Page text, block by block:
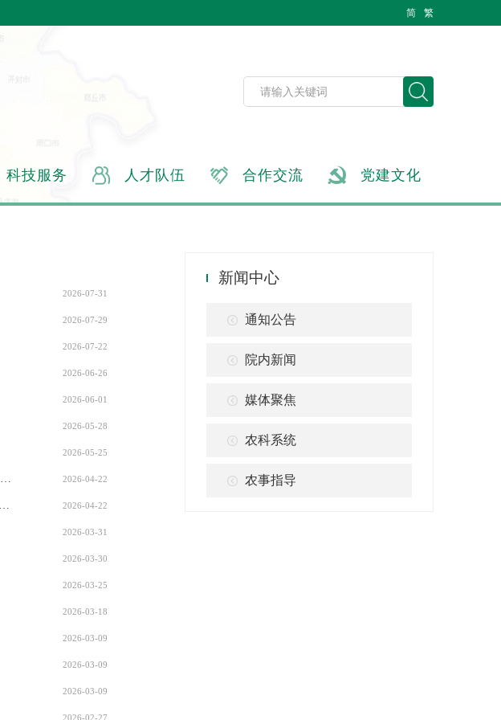
繁
简
科技服务 人才队伍 合作交流 党建文化
2026-07-31
2026-07-29
2026-07-22
2026-06-26
2026-06-01
2026-05-28
2026-05-25
2026-04-22
2026-04-22
2026-03-31
2026-03-30
2026-03-25
2026-03-18
2026-03-09
2026-03-09
2026-03-09
2026-02-27
新闻中心
通知公告
院内新闻
媒体聚焦
农科系统
农事指导